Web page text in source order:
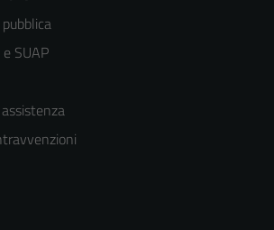
SUAP